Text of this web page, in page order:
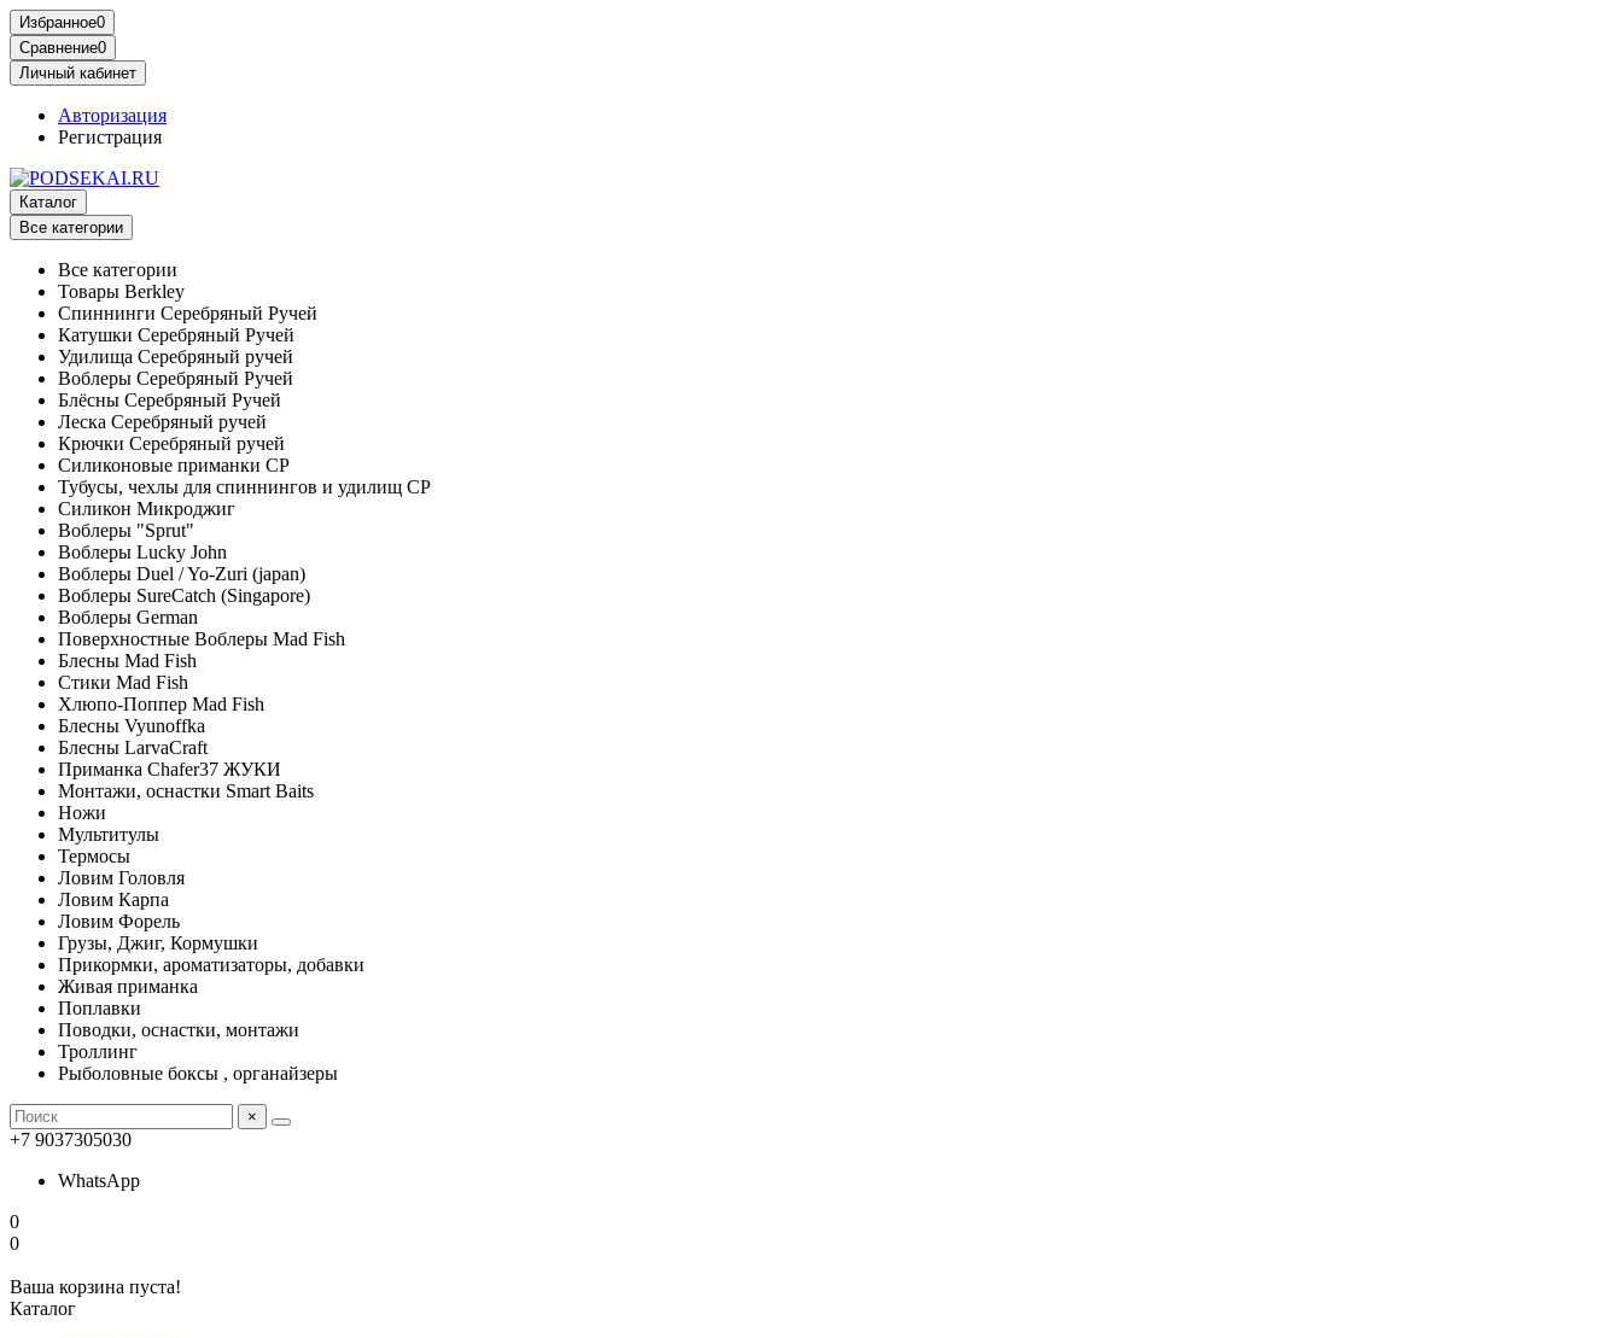
Избранное0
Сравнение0
Личный кабинет
Авторизация
Регистрация
Каталог
Все категории
Все категории
Товары Berkley
Спиннинги Серебряный Ручей
Катушки Серебряный Ручей
Удилища Серебряный ручей
Воблеры Серебряный Ручей
Блёсны Серебряный Ручей
Леска Серебряный ручей
Крючки Серебряный ручей
Силиконовые приманки СР
Тубусы, чехлы для спиннингов и удилищ СР
Силикон Микроджиг
Воблеры "Sprut"
Воблеры Lucky John
Воблеры Duel / Yo-Zuri (japan)
Воблеры SureCatch (Singapore)
Воблеры German
Поверхностные Воблеры Mad Fish
Блесны Mad Fish
Стики Mad Fish
Хлюпо-Поппер Mad Fish
Блесны Vyunoffka
Блесны LarvaCraft
Приманка Chafer37 ЖУКИ
Монтажи, оснастки Smart Baits
Ножи
Мультитулы
Термосы
Ловим Головля
Ловим Карпа
Ловим Форель
Грузы, Джиг, Кормушки
Прикормки, ароматизаторы, добавки
Живая приманка
Поплавки
Поводки, оснастки, монтажи
Троллинг
Рыболовные боксы , органайзеры
×
+7 9037305030
WhatsApp
0
0
Ваша корзина пуста!
Каталог